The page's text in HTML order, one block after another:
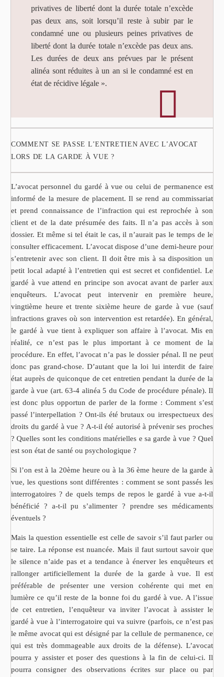
privatives de liberté dont la durée totale n’excède
pas deux ans, soit lorsqu’il reste à subir par le
condamné une ou plusieurs peines privatives de
liberté dont la durée totale n’excède pas deux ans.
Les durées de deux ans prévues par le présent
alinéa sont réduites à un an si le condamné est en
état de récidive légale ».
COMMENT SE PASSE L’ENTRETIEN AVEC L’AVOCAT
LORS DE LA GARDE À VUE ?
L’avocat personnel du gardé à vue ou celui de permanence est
informé de la mesure de placement. Il se rend au commissariat
et prend connaissance de l’infraction qui est reprochée à son
client et de la date présumée des faits. Il n’a pas accès à son
dossier. Et même si tel était le cas, il n’aurait pas le temps de le
consulter efficacement. L’avocat dispose d’une demi-heure pour
s’entretenir avec son client. Il doit être mis à sa disposition un
petit local adapté à l’entretien qui est secret et confidentiel. Le
gardé à vue attend en principe son avocat avant de parler aux
enquêteurs. L’avocat peut intervenir en première heure,
vingtième heure et trente sixième heure de garde à vue (sauf
infractions graves où son intervention est retardée). En général,
le gardé à vue tient à expliquer son affaire à l’avocat. Mis en
réalité, ce n’est pas le plus important à ce moment de la
procédure. En effet, l’avocat n’a pas le dossier pénal. Il ne peut
donc pas grand-chose. D’autant que la loi lui interdit de faire
état auprès de quiconque de cet entretien pendant la durée de la
garde à vue (art. 63-4 alinéa 5 du Code de procédure pénale). Il
est donc plus opportun de parler de la forme : Comment s’est
passé l’interpellation ? Ont-ils été brutaux ou irrespectueux des
droits du gardé à vue ? A-t-il été autorisé à prévenir ses proches
? Quelles sont les conditions matérielles e sa garde à vue ? Quel
est son état de santé ou psychologique ?
Si l’on est à la 20ème heure ou à la 36 ème heure de la garde à
vue, les questions sont différentes : comment se sont passés les
interrogatoires ? de quels temps de repos le gardé à vue a-t-il
bénéficié ? a-t-il pu s’alimenter ? prendre ses médicaments
éventuels ?
Mais la question essentielle est celle de savoir s’il faut parler ou
se taire. La réponse est nuancée. Mais il faut surtout savoir que
le silence n’aide pas et a tendance à énerver les enquêteurs et
rallonger artificiellement la durée de la garde à vue. Il est
préférable de présenter une version cohérente qui met en
lumière ce qu’il reste de la bonne foi du gardé à vue. A l’issue
de cet entretien, l’enquêteur va inviter l’avocat à assister le
gardé à vue à l’interrogatoire qui va suivre (parfois, ce n’est pas
le même avocat qui est désigné par la cellule de permanence, ce
qui est très dommageable aux droits de la défense). L’avocat
pourra y assister et poser des questions à la fin de celui-ci. Il
pourra consigner des observations écrites sur place ou par